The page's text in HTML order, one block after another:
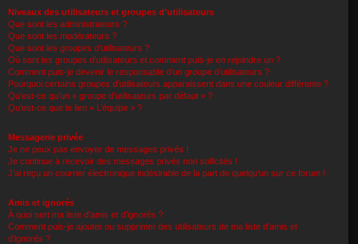
Niveaux des utilisateurs et groupes d’utilisateurs
Que sont les administrateurs ?
Que sont les modérateurs ?
Que sont les groupes d’utilisateurs ?
Où sont les groupes d’utilisateurs et comment puis-je en rejoindre un ?
Comment puis-je devenir le responsable d’un groupe d’utilisateurs ?
Pourquoi certains groupes d’utilisateurs apparaissent dans une couleur différente ?
Qu’est-ce qu’un « groupe d’utilisateurs par défaut » ?
Qu’est-ce que le lien « L’équipe » ?
Messagerie privée
Je ne peux pas envoyer de messages privés !
Je continue à recevoir des messages privés non sollicités !
J’ai reçu un courrier électronique indésirable de la part de quelqu’un sur ce forum !
Amis et ignorés
À quoi sert ma liste d’amis et d’ignorés ?
Comment puis-je ajouter ou supprimer des utilisateurs de ma liste d’amis et
d’ignorés ?